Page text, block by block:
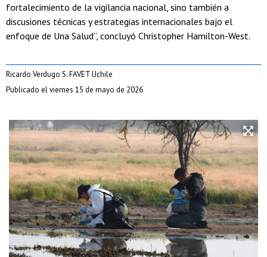
fortalecimiento de la vigilancia nacional, sino también a
discusiones técnicas y estrategias internacionales bajo el
enfoque de Una Salud”, concluyó Christopher Hamilton-West.
Ricardo Verdugo S. FAVET Uchile
Publicado el viernes 15 de mayo de 2026